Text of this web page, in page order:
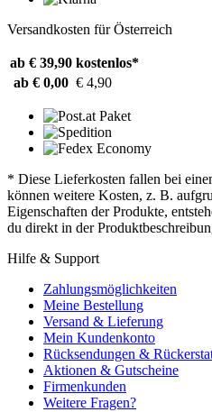
Versandkosten für Österreich
ab € 39,90 kostenlos*
ab € 0,00 € 4,90
* Diese Lieferkosten fallen bei
können weitere Kosten, z. B.
Eigenschaften der Produkte,
du direkt in der
Hilfe & Support
Zahlungsmöglichkeiten
Meine Bestellung
Versand & Lieferung
Mein Kundenkonto
Rücksendungen &
Aktionen & Gutscheine
Firmenkunden
Weitere Fragen?